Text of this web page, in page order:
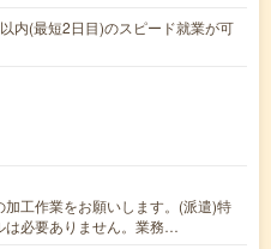
内(最短2日目)のスピード就業が可
工作業をお願いします。(派遣)特
は必要ありません。業務…